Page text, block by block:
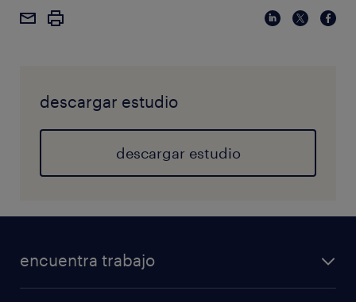
descargar estudio
descargar estudio
encuentra trabajo